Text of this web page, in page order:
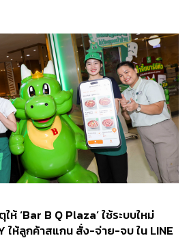
ห้ ‘Bar B Q Plaza’ ใช้ระบบใหม่
ให้ลูกค้าสแกน สั่ง-จ่าย-จบ ใน LINE